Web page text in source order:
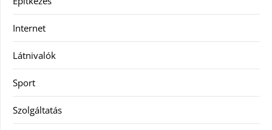
Internet
Látnivalók
Sport
Szolgáltatás